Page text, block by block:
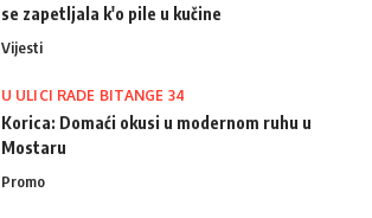
se zapetljala k'o pile u kučine
Vijesti
U ULICI RADE BITANGE 34
Korica: Domaći okusi u modernom ruhu u
Mostaru
Promo